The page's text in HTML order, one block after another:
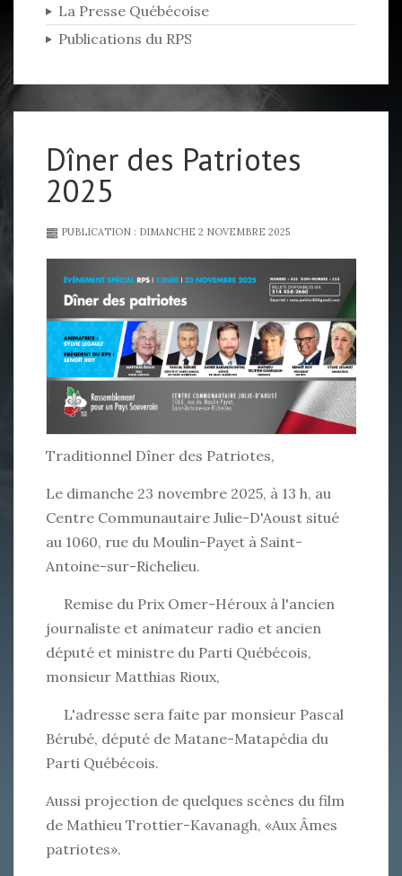
La Presse Québécoise
Publications du RPS
Dîner des Patriotes
2025
PUBLICATION : DIMANCHE 2 NOVEMBRE 2025
Traditionnel Dîner des Patriotes,
Le dimanche 23 novembre 2025, à 13 h, au
Centre Communautaire Julie-D'Aoust situé
au 1060, rue du Moulin-Payet à Saint-
Antoine-sur-Richelieu.
Remise du Prix Omer-Héroux à l'ancien
journaliste et animateur radio et ancien
député et ministre du Parti Québécois,
monsieur Matthias Rioux,
L'adresse sera faite par monsieur Pascal
Bérubé, député de Matane-Matapédia du
Parti Québécois.
Aussi projection de quelques scènes du film
de Mathieu Trottier-Kavanagh, «Aux Âmes
patriotes».